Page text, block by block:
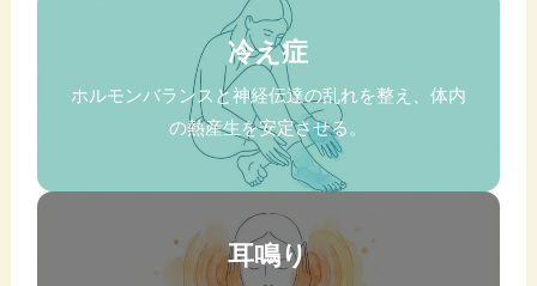
冷え症
ホルモンバランスと神経伝達の乱れを整え、体内
の熱産生を安定させる。
耳鳴り